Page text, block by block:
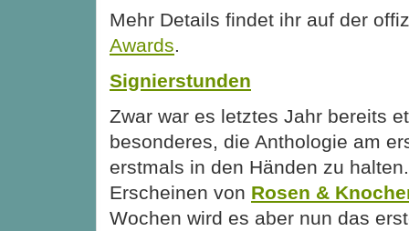
Mehr Details findet ihr auf der
Awards.
Signierstunden
Zwar war es letztes Jahr bereits
besonderes, die Anthologie am
erstmals in den Händen zu
Erscheinen von Rosen &
Wochen wird es aber nun das